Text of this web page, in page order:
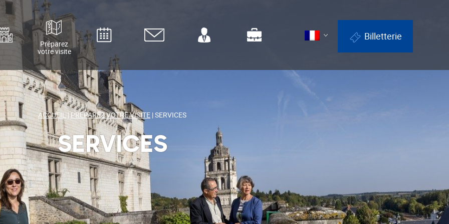
Préparez
votre visite
Agenda
Billetterie
ACCUEIL| PRÉPAREZ VOTRE VISITE |SERVICES
SERVICES